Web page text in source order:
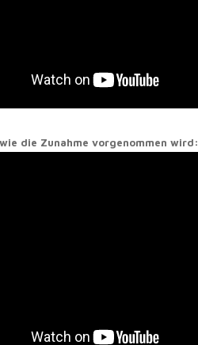
die Zunahme vorgenommen wird: